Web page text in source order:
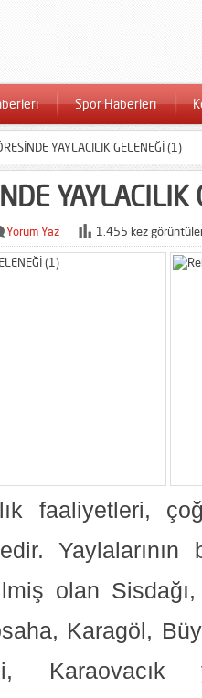
Spor Haberleri
YAYLACILIK GELENEĞİ (1)
YAYLACILIK
Yorum Yaz 1.455 kez
faaliyetleri,
Yaylalarının
olan Sisdağı,
Karagöl,
Karaovacık